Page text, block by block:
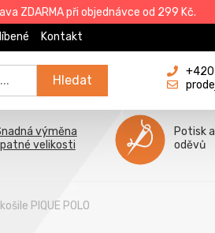
ZDARMA při objednávce od 299 Kč.
Kontakt
Hledat
+420
výměna
velikosti
Potisk
oděvů
PIQUE POLO